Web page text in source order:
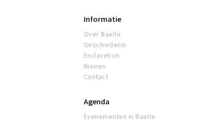
Informatie
Over Baarle
Geschiedenis
Enclavebon
Nieuws
Contact
Agenda
Evenementen in Baarle